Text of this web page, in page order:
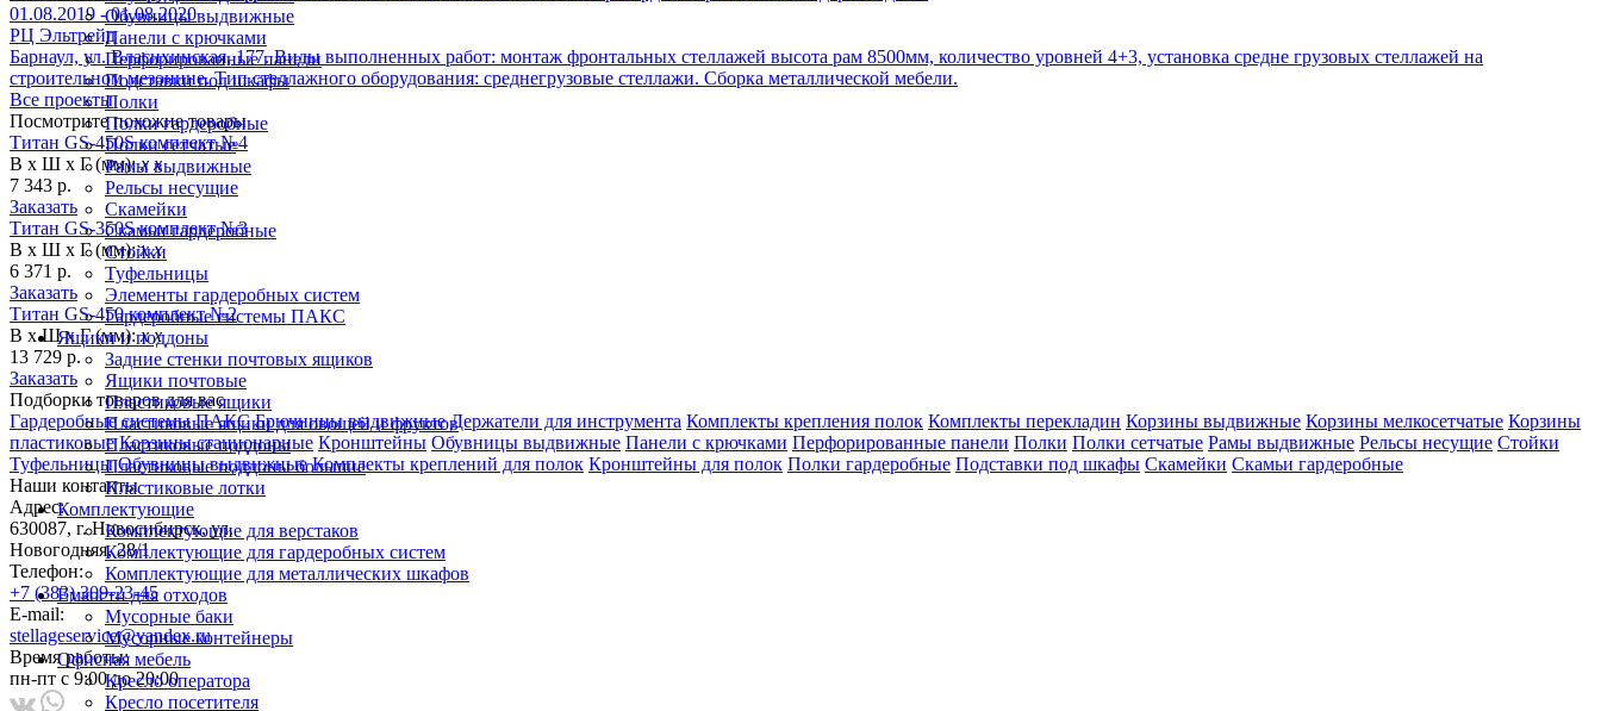
Обувницы выдвижные
Панели с крючками
Перфорированные панели
Подставки под шкафы
Полки
Полки гардеробные
Полки сетчатые
Рамы выдвижные
Рельсы несущие
Скамейки
Скамьи гардеробные
Стойки
Туфельницы
Элементы гардеробных систем
Гардеробные системы ПАКС
Ящики и поддоны
Задние стенки почтовых ящиков
Ящики почтовые
Пластиковые ящики
Пластиковые ящики для овощей и фруктов
Пластиковые поддоны
Пластиковые поддоны большие
Пластиковые лотки
Комплектующие
Комплектующие для верстаков
Комплектующие для гардеробных систем
Комплектующие для металлических шкафов
Емкости для отходов
Мусорные баки
Мусорные контейнеры
Офисная мебель
Кресло оператора
Кресло посетителя
01.08.2019 - 01.08.2020
РЦ Эльтрейд
Барнаул, ул. Власихинская, 177. Виды выполненных работ: монтаж фронтальных стеллажей высота рам 8500мм, количество уровней 4+3, установка средне грузовых стеллажей на
строительном мезонине. Тип стеллажного оборудования: среднегрузовые стеллажи. Сборка металлической мебели.
Все проекты
Посмотрите похожие товары
Титан GS-450S комплект №4
В х Ш х Г (мм):х х
7 343 р.
Заказать
Титан GS-350S комплект №3
В х Ш х Г (мм):х х
6 371 р.
Заказать
Титан GS-450 комплект №2
В х Ш х Г (мм):х х
13 729 р.
Заказать
Подборки товаров для вас
Гардеробные системы ПАКС Брючницы выдвижные Держатели для инструмента Комплекты крепления полок Комплекты перекладин Корзины выдвижные Корзины мелкосетчатые Корзины
пластиковые Корзины стационарные Кронштейны Обувницы выдвижные Панели с крючками Перфорированные панели Полки Полки сетчатые Рамы выдвижные Рельсы несущие Стойки
Туфельницы Обувницы выдвижные Комплекты креплений для полок Кронштейны для полок Полки гардеробные Подставки под шкафы Скамейки Скамьи гардеробные
Наши контакты
Адрес:
630087, г. Новосибирск, ул.
Новогодняя, 28/1
Телефон:
+7 (383) 309-23-45
E-mail:
stellageservice@yandex.ru
Время работы:
пн-пт с 9:00 до 20:00